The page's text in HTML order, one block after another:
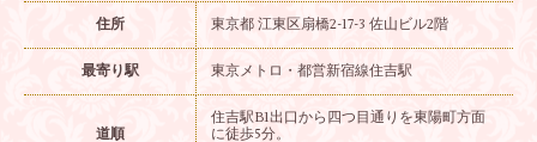
住所 東京都 江東区扇橋2-17-3 佐山ビル2階
最寄り駅 東京メトロ・都営新宿線住吉駅
道順
住吉駅B1出口から四つ目通りを東陽町方面
に徒歩5分。